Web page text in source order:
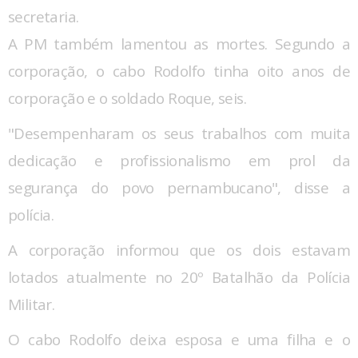
secretaria.
A PM também lamentou as mortes. Segundo a
corporação, o cabo Rodolfo tinha oito anos de
corporação e o soldado Roque, seis.
"Desempenharam os seus trabalhos com muita
dedicação e profissionalismo em prol da
segurança do povo pernambucano", disse a
polícia.
A corporação informou que os dois estavam
lotados atualmente no 20º Batalhão da Polícia
Militar.
O cabo Rodolfo deixa esposa e uma filha e o